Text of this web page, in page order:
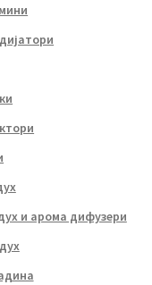
и арома дифузери